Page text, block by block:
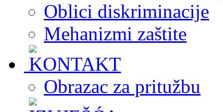
Oblici diskriminacije
Mehanizmi zaštite
Obrazac za pritužbu